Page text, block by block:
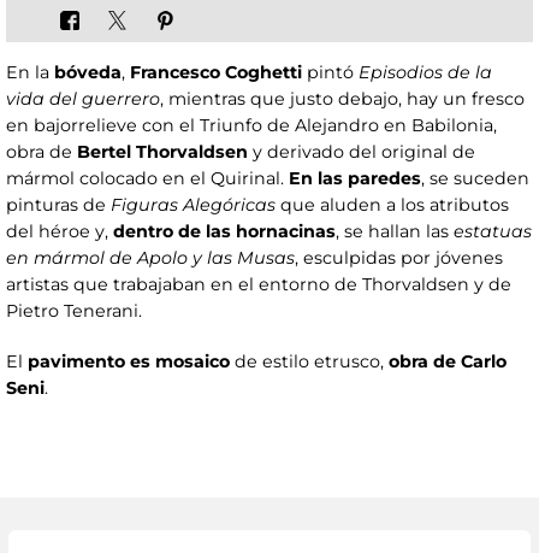
En la bóveda, Francesco Coghetti pintó Episodios de la
vida del guerrero, mientras que justo debajo, hay un fresco
en bajorrelieve con el Triunfo de Alejandro en Babilonia,
obra de Bertel Thorvaldsen y derivado del original de
mármol colocado en el Quirinal. En las paredes, se suceden
pinturas de Figuras Alegóricas que aluden a los atributos
del héroe y, dentro de las hornacinas, se hallan las estatuas
en mármol de Apolo y las Musas, esculpidas por jóvenes
artistas que trabajaban en el entorno de Thorvaldsen y de
Pietro Tenerani.
El pavimento es mosaico de estilo etrusco, obra de Carlo
Seni.